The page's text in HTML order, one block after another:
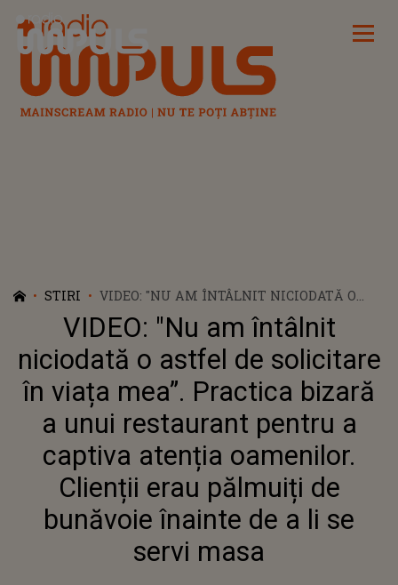
Radio Impuls
STIRI
VIDEO: "NU AM ÎNTÂLNIT NICIODATĂ O
ASTFEL DE SOLICITARE ÎN VIAȚA MEA”.
PRACTICA BIZARĂ A UNUI RESTAURANT
PENTRU A CAPTIVA ATENȚIA OAMENILOR.
CLIENȚII ERAU PĂLMUIȚI DE BUNĂVOIE
ÎNAINTE DE A LI SE SERVI MASA
VIDEO: "Nu am întâlnit
niciodată o astfel de solicitare
în viața mea”. Practica bizară
a unui restaurant pentru a
captiva atenția oamenilor.
Clienții erau pălmuiți de
bunăvoie înainte de a li se
servi masa